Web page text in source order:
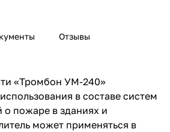
Отзывы
«Тромбон УМ-240»
в составе систем
пожаре в зданиях и
может применяться в